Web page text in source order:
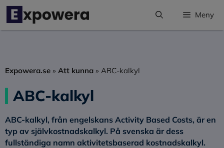
Hoppa
innehåll
Meny
Expowera.se » Att kunna » ABC-kalkyl
ABC-kalkyl
ABC-kalkyl, från engelskans Activity Based Costs, är en
typ av självkostnadskalkyl. På svenska är dess
fullständiga namn aktivitetsbaserad kostnadskalkyl.